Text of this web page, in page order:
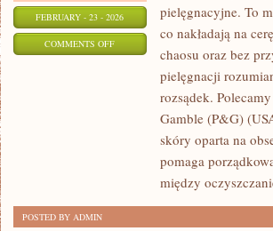
FEBRUARY - 23 - 2026
COMMENTS OFFON
BRYTANIA/HOLANDIA)
pielęgnacyjne. To
co nakładają na
chaosu oraz bez
pielęgnacji
rozsądek.
Gamble (P&G)
skóry oparta na
pomaga
między
POSTED BY ADMIN